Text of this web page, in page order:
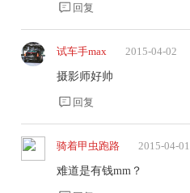
回复
试车手max 2015-04-02
摄影师好帅
回复
骑着甲虫跑路 2015-04-01
难道是有钱mm？